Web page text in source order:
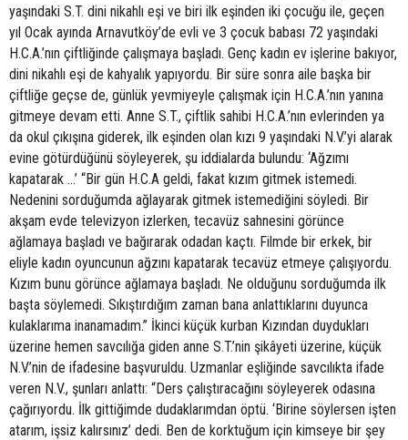
yaşındaki S.T. dini nikahlı eşi ve biri ilk eşinden iki çocuğu ile, geçen
yıl Ocak ayında Arnavutköy’de evli ve 3 çocuk babası 72 yaşındaki
H.C.A.’nın çiftliğinde çalışmaya başladı. Genç kadın ev işlerine bakıyor,
dini nikahlı eşi de kahyalık yapıyordu. Bir süre sonra aile başka bir
çiftliğe geçse de, günlük yevmiyeyle çalışmak için H.C.A.’nın yanına
gitmeye devam etti. Anne S.T., çiftlik sahibi H.C.A.’nın evlerinden ya
da okul çıkışına giderek, ilk eşinden olan kızı 9 yaşındaki N.V.’yi alarak
evine götürdüğünü söyleyerek, şu iddialarda bulundu: ‘Ağzımı
kapatarak ...’ “Bir gün H.C.A geldi, fakat kızım gitmek istemedi.
Nedenini sorduğumda ağlayarak gitmek istemediğini söyledi. Bir
akşam evde televizyon izlerken, tecavüz sahnesini görünce
ağlamaya başladı ve bağırarak odadan kaçtı. Filmde bir erkek, bir
eliyle kadın oyuncunun ağzını kapatarak tecavüz etmeye çalışıyordu.
Kızım bunu görünce ağlamaya başladı. Ne olduğunu sorduğumda ilk
başta söylemedi. Sıkıştırdığım zaman bana anlattıklarını duyunca
kulaklarıma inanamadım.” İkinci küçük kurban Kızından duydukları
üzerine hemen savcılığa giden anne S.T.’nin şikâyeti üzerine, küçük
N.V.’nin de ifadesine başvuruldu. Uzmanlar eşliğinde savcılıkta ifade
veren N.V., şunları anlattı: “Ders çalıştıracağını söyleyerek odasına
çağırıyordu. İlk gittiğimde dudaklarımdan öptü. ‘Birine söylersen işten
atarım, işsiz kalırsınız’ dedi. Ben de korktuğum için kimseye bir şey